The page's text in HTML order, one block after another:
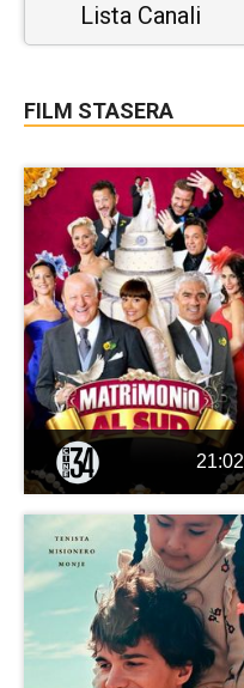
Lista Canali
FILM STASERA
21:02